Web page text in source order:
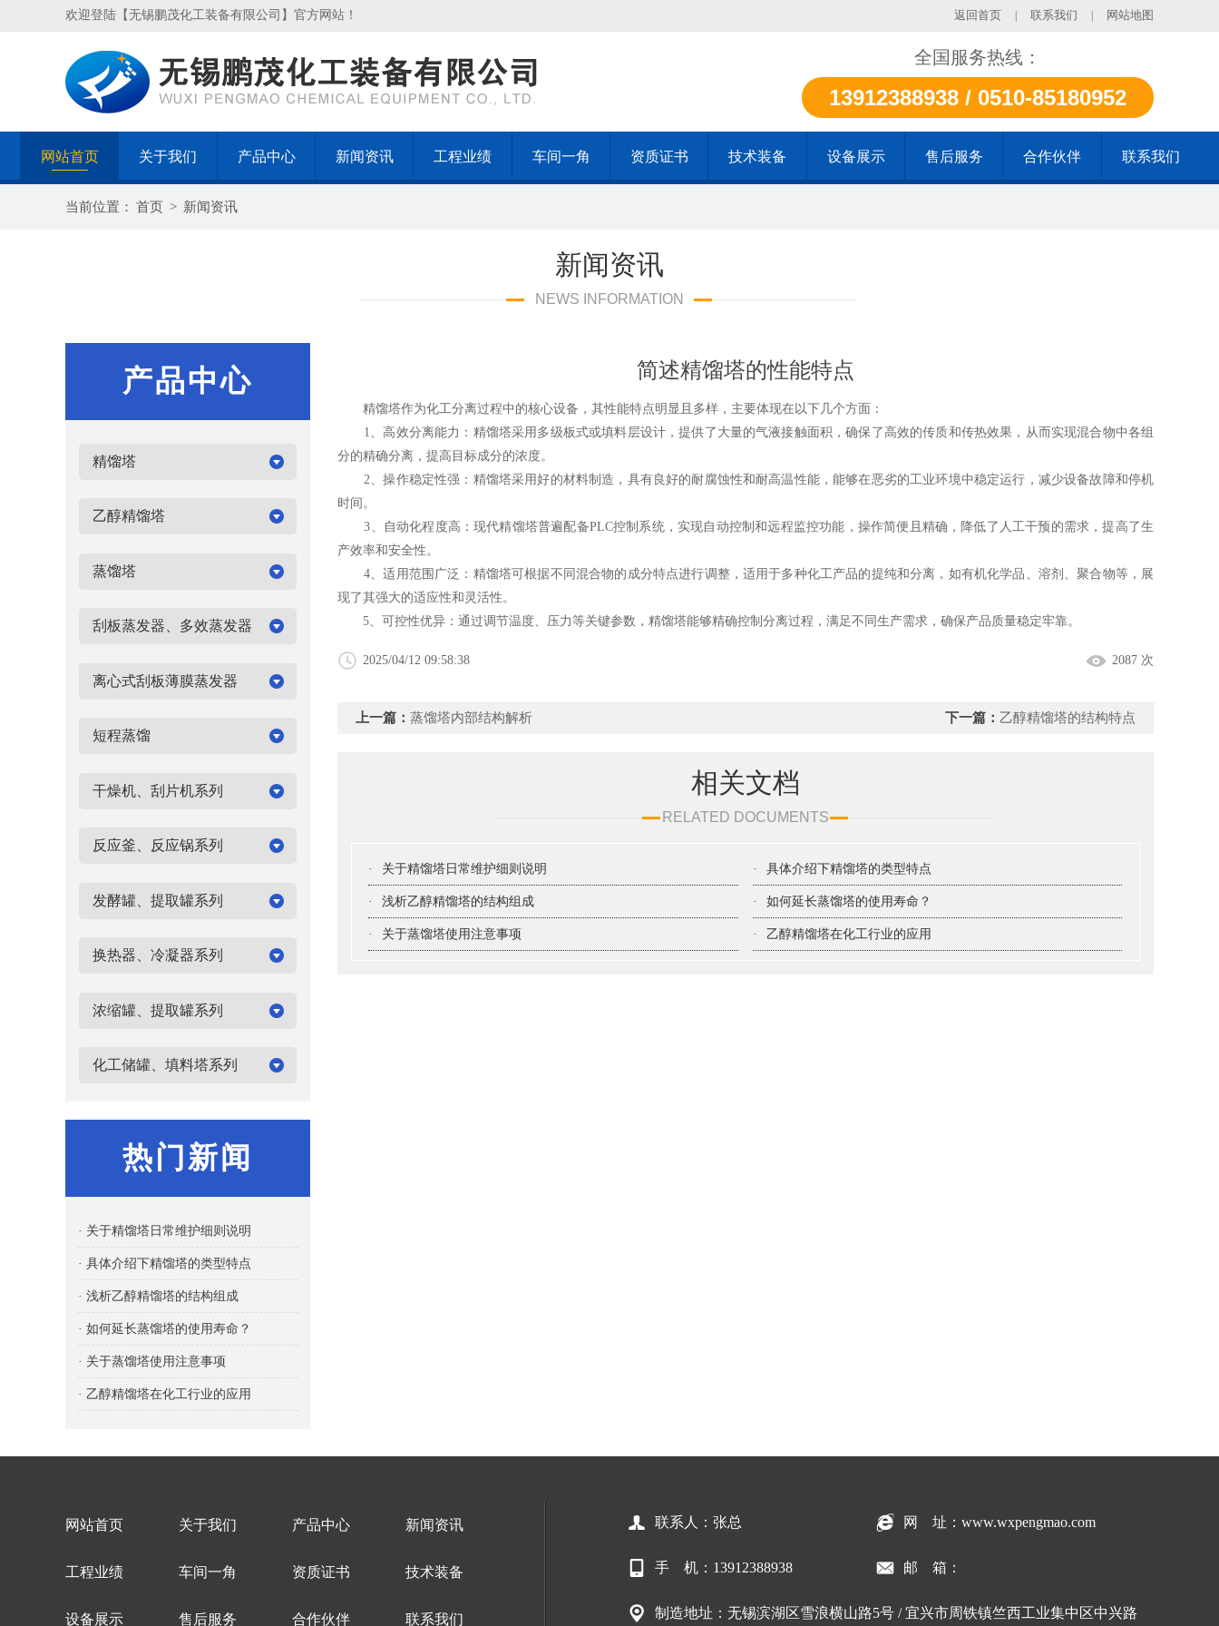
欢迎登陆【无锡鹏茂化工装备有限公司】官方网站！ 返回首页 联系我们 网站地图
全国服务热线：
13912388938 / 0510-85180952
网站首页 关于我们 产品中心 新闻资讯 工程业绩 车间一角 资质证书 技术装备 设备展示 售后服务 合作伙伴 联系我们
当前位置： 首页 > 新闻资讯
新闻资讯
NEWS INFORMATION
产品中心
精馏塔
乙醇精馏塔
蒸馏塔
刮板蒸发器、多效蒸发器
离心式刮板薄膜蒸发器
短程蒸馏
干燥机、刮片机系列
反应釜、反应锅系列
发酵罐、提取罐系列
换热器、冷凝器系列
浓缩罐、提取罐系列
化工储罐、填料塔系列
热门新闻
· 关于精馏塔日常维护细则说明
· 具体介绍下精馏塔的类型特点
· 浅析乙醇精馏塔的结构组成
· 如何延长蒸馏塔的使用寿命？
· 关于蒸馏塔使用注意事项
· 乙醇精馏塔在化工行业的应用
简述精馏塔的性能特点
精馏塔作为化工分离过程中的核心设备，其性能特点明显且多样，主要体现在以下几个方面：
1、高效分离能力： 精馏塔采用多级板式或填料层设计，提供了大量的气液接触面积，确保了高效的传质和传热效果，从而实现混合物中各组
分的精确分离，提高目标成分的浓度。
2、操作稳定性强：精馏塔采用好的材料制造，具有良好的耐腐蚀性和耐高温性能，能够在恶劣的工业环境中稳定运行，减少设备故障和停机
时间。
3、自动化程度高：现代精馏塔普遍配备PLC控制系统，实现自动控制和远程监控功能，操作简便且精确，降低了人工干预的需求，提高了生
产效率和安全性。
4、适用范围广泛：精馏塔可根据不同混合物的成分特点进行调整，适用于多种化工产品的提纯和分离，如有机化学品、溶剂、聚合物等，展
现了其强大的适应性和灵活性。
5、可控性优异：通过调节温度、压力等关键参数，精馏塔能够精确控制分离过程，满足不同生产需求，确保产品质量稳定牢靠。
2025/04/12 09:58:38 2087 次
上一篇： 蒸馏塔内部结构解析 下一篇： 乙醇精馏塔的结构特点
相关文档
RELATED DOCUMENTS
· 关于精馏塔日常维护细则说明 · 具体介绍下精馏塔的类型特点
· 浅析乙醇精馏塔的结构组成 · 如何延长蒸馏塔的使用寿命？
· 关于蒸馏塔使用注意事项 · 乙醇精馏塔在化工行业的应用
网站首页 关于我们 产品中心 新闻资讯
工程业绩 车间一角 资质证书 技术装备
设备展示 售后服务 合作伙伴 联系我们
联系人：张总 网 址：www.wxpengmao.com
手 机：13912388938 邮 箱：
制造地址：无锡滨湖区雪浪横山路5号 / 宜兴市周铁镇竺西工业集中区中兴路